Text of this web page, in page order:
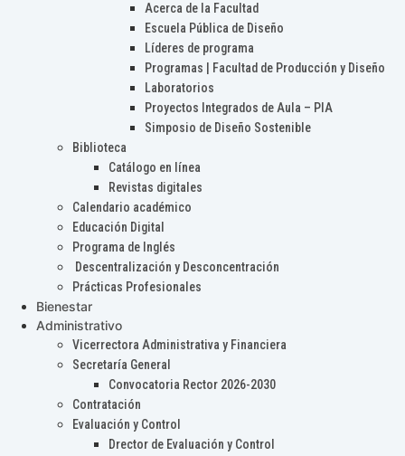
Acerca de la Facultad
Escuela Pública de Diseño
Líderes de programa
Programas | Facultad de Producción y Diseño
Laboratorios
Proyectos Integrados de Aula – PIA
Simposio de Diseño Sostenible
Biblioteca
Catálogo en línea
Revistas digitales
Calendario académico
Educación Digital
Programa de Inglés
Descentralización y Desconcentración
Prácticas Profesionales
Bienestar
Administrativo
Vicerrectora Administrativa y Financiera
Secretaría General
Convocatoria Rector 2026-2030
Contratación
Evaluación y Control
Drector de Evaluación y Control